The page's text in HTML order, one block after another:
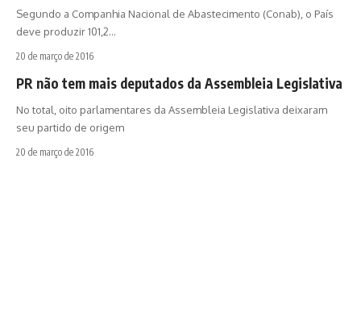
Segundo a Companhia Nacional de Abastecimento (Conab), o País
deve produzir 101,2…
20 de março de 2016
PR não tem mais deputados da Assembleia Legislativa
No total, oito parlamentares da Assembleia Legislativa deixaram
seu partido de origem
20 de março de 2016